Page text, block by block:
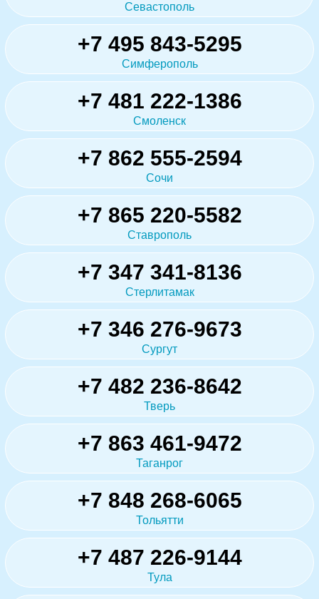
Севастополь
+7 495 843-5295
Симферополь
+7 481 222-1386
Смоленск
+7 862 555-2594
Сочи
+7 865 220-5582
Ставрополь
+7 347 341-8136
Стерлитамак
+7 346 276-9673
Сургут
+7 482 236-8642
Тверь
+7 863 461-9472
Таганрог
+7 848 268-6065
Тольятти
+7 487 226-9144
Тула